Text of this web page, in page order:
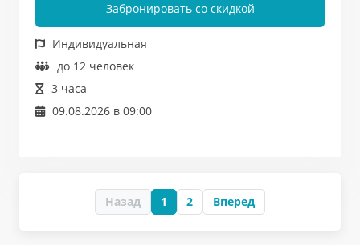
Забронировать со скидкой
Индивидуальная
до 12 человек
3 часа
09.08.2026 в 09:00
Назад 1 2 Вперед